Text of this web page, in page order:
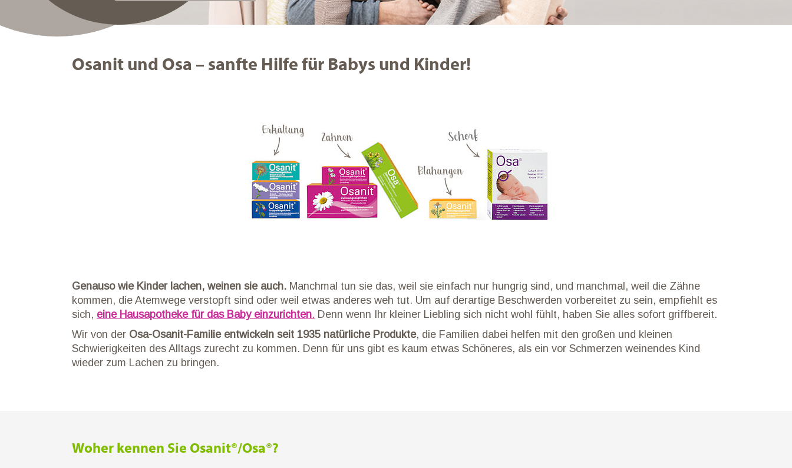
Osanit und Osa – sanfte Hilfe für Babys und Kinder!
Genauso wie Kinder lachen, weinen sie auch. Manchmal tun sie das, weil sie einfach nur hungrig sind, und manchmal, weil die Zähne
kommen, die Atemwege verstopft sind oder weil etwas anderes weh tut. Um auf derartige Beschwerden vorbereitet zu sein, empfiehlt es
sich, eine Hausapotheke für das Baby einzurichten. Denn wenn Ihr kleiner Liebling sich nicht wohl fühlt, haben Sie alles sofort griffbereit.
Wir von der Osa-Osanit-Familie entwickeln seit 1935 natürliche Produkte, die Familien dabei helfen mit den großen und kleinen
Schwierigkeiten des Alltags zurecht zu kommen. Denn für uns gibt es kaum etwas Schöneres, als ein vor Schmerzen weinendes Kind
wieder zum Lachen zu bringen.
Woher kennen Sie Osanit®/Osa®?